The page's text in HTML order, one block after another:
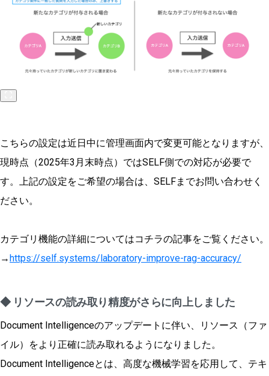
こちらの設定は近日中に管理画面内で変更可能となりますが、
現時点（2025年3月末時点）ではSELF側での対応が必要で
す。上記の設定をご希望の場合は、SELFまでお問い合わせく
ださい。
カテゴリ機能の詳細についてはコチラの記事をご覧ください。
→https://self.systems/laboratory-improve-rag-accuracy/
◆ リソースの読み取り精度がさらに向上しました
Document Intelligenceのアップデートに伴い、リソース（ファ
イル）をより正確に読み取れるようになりました。
Document Intelligenceとは、高度な機械学習を応用して、テキ